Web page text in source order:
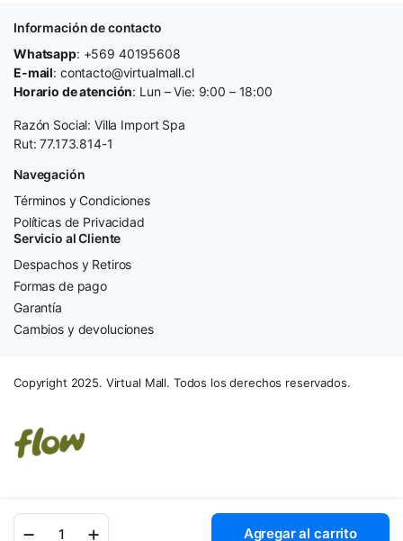
Agregar al carrito
Información de contacto
Whatsapp: +569 40195608
E-mail: contacto@virtualmall.cl
Horario de atención: Lun – Vie: 9:00 – 18:00
Razón Social: Villa Import Spa
Rut: 77.173.814-1
Navegación
Términos y Condiciones
Políticas de Privacidad
Servicio al Cliente
Despachos y Retiros
Formas de pago
Garantía
Cambios y devoluciones
Copyright 2025. Virtual Mall. Todos los derechos reservados.